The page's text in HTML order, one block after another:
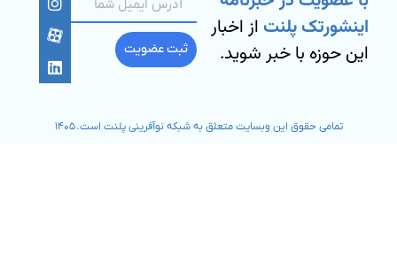
اینشورتک پلنتاز اخبار
این حوزه با خبر شوید.
ثبت عضویت
تمامی حقوق این وبسایت متعلق به شبکه نوآفرینی پلنت است. ۱۴۰۵